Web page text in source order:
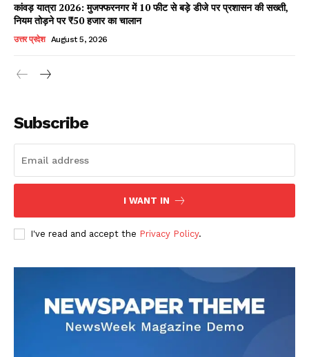
Read Latest News on AIN
DOWNLOAD NOW
कांवड़ यात्रा 2026: मुजफ्फरनगर में 10 फीट से बड़े डीजे पर प्रशासन की सख्ती,
नियम तोड़ने पर ₹50 हजार का चालान
उत्तर प्रदेश August 5, 2026
Subscribe
I WANT IN
I've read and accept the Privacy Policy.